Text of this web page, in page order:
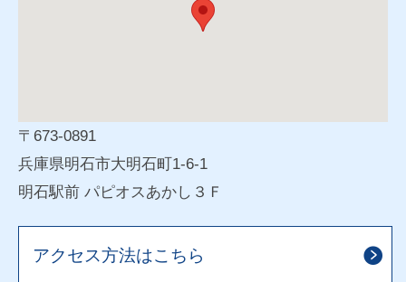
〒673-0891
兵庫県明石市大明石町1-6-1
明石駅前 パピオスあかし３Ｆ
アクセス方法はこちら